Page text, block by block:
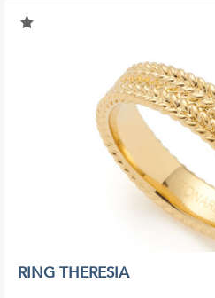
RING THERESIA